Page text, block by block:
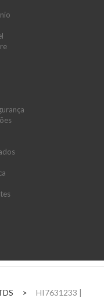
>
HI7631233 |